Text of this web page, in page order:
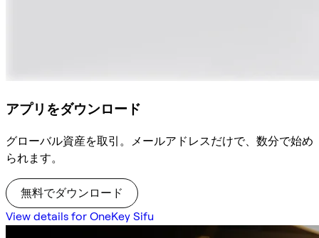
アプリをダウンロード
グローバル資産を取引。メールアドレスだけで、数分で始め
られます。
無料でダウンロード
View details for OneKey Sifu